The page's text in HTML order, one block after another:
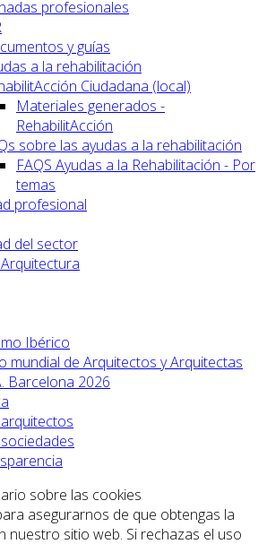
profesionales
y guías
a la rehabilitación
Ciudadana (local)
Materiales generados -
RehabilitAcción
sobre las ayudas a la rehabilitación
FAQS Ayudas a la Rehabilitación - Por
temas
profesional
del sector
Ibérico
mundial de Arquitectos y Arquitectas
Barcelona 2026
sobre las cookies
asegurarnos de que obtengas la
nuestro sitio web. Si rechazas el uso